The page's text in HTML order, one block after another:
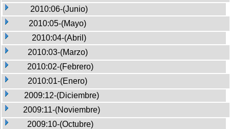
2010:06-(Junio)
2010:05-(Mayo)
2010:04-(Abril)
2010:03-(Marzo)
2010:02-(Febrero)
2010:01-(Enero)
2009:12-(Diciembre)
2009:11-(Noviembre)
2009:10-(Octubre)